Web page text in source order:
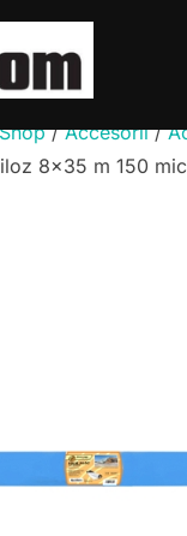
Shop/Accesorii/
8×35 m 150